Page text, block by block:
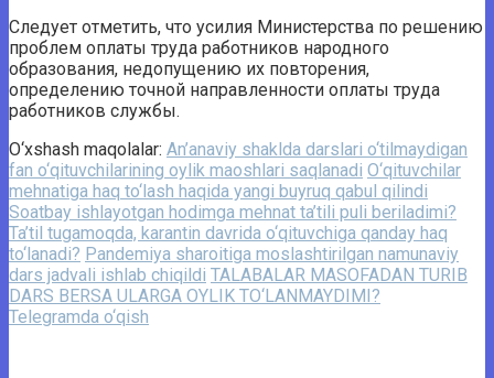
Следует отметить, что усилия Министерства по решению
проблем оплаты труда работников народного
образования, недопущению их повторения,
определению точной направленности оплаты труда
работников службы.
O‘xshash maqolalar: An’anaviy shaklda darslari o‘tilmaydigan
fan o‘qituvchilarining oylik maoshlari saqlanadi O‘qituvchilar
mehnatiga haq to‘lash haqida yangi buyruq qabul qilindi
Soatbay ishlayotgan hodimga mehnat ta’tili puli beriladimi?
Ta’til tugamoqda, karantin davrida o‘qituvchiga qanday haq
to‘lanadi? Pandemiya sharoitiga moslashtirilgan namunaviy
dars jadvali ishlab chiqildi TALABALAR MASOFADAN TURIB
DARS BERSA ULARGA OYLIK TO‘LANMAYDIMI?
Telegramda o‘qish